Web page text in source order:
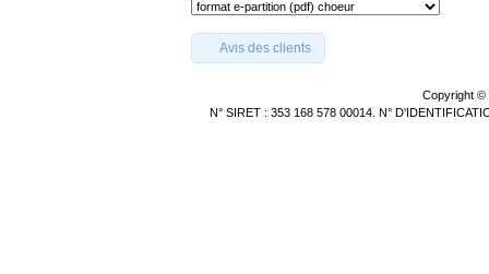
Avis des clients
Copyright ©
N° SIRET : 353 168 578 00014. N°